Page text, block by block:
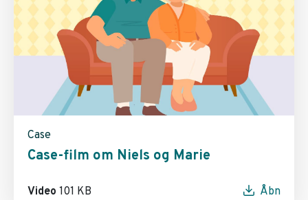
Case
Case-film om Niels og Marie
Video 101 KB Åbn